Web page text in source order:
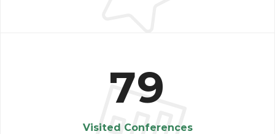
79
Visited Conferences